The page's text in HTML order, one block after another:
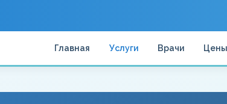
Главная Услуги Врачи Цены